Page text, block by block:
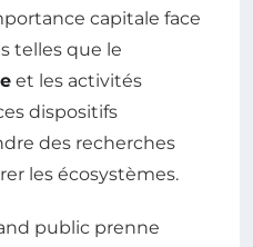
capitale face
telles que le
et les activités
dispositifs
des recherches
les écosystèmes.
public prenne